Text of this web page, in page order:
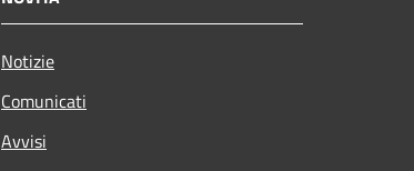
Notizie
Comunicati
Avvisi